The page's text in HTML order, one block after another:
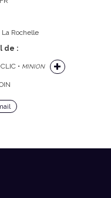
Rochelle
de :
• MINION